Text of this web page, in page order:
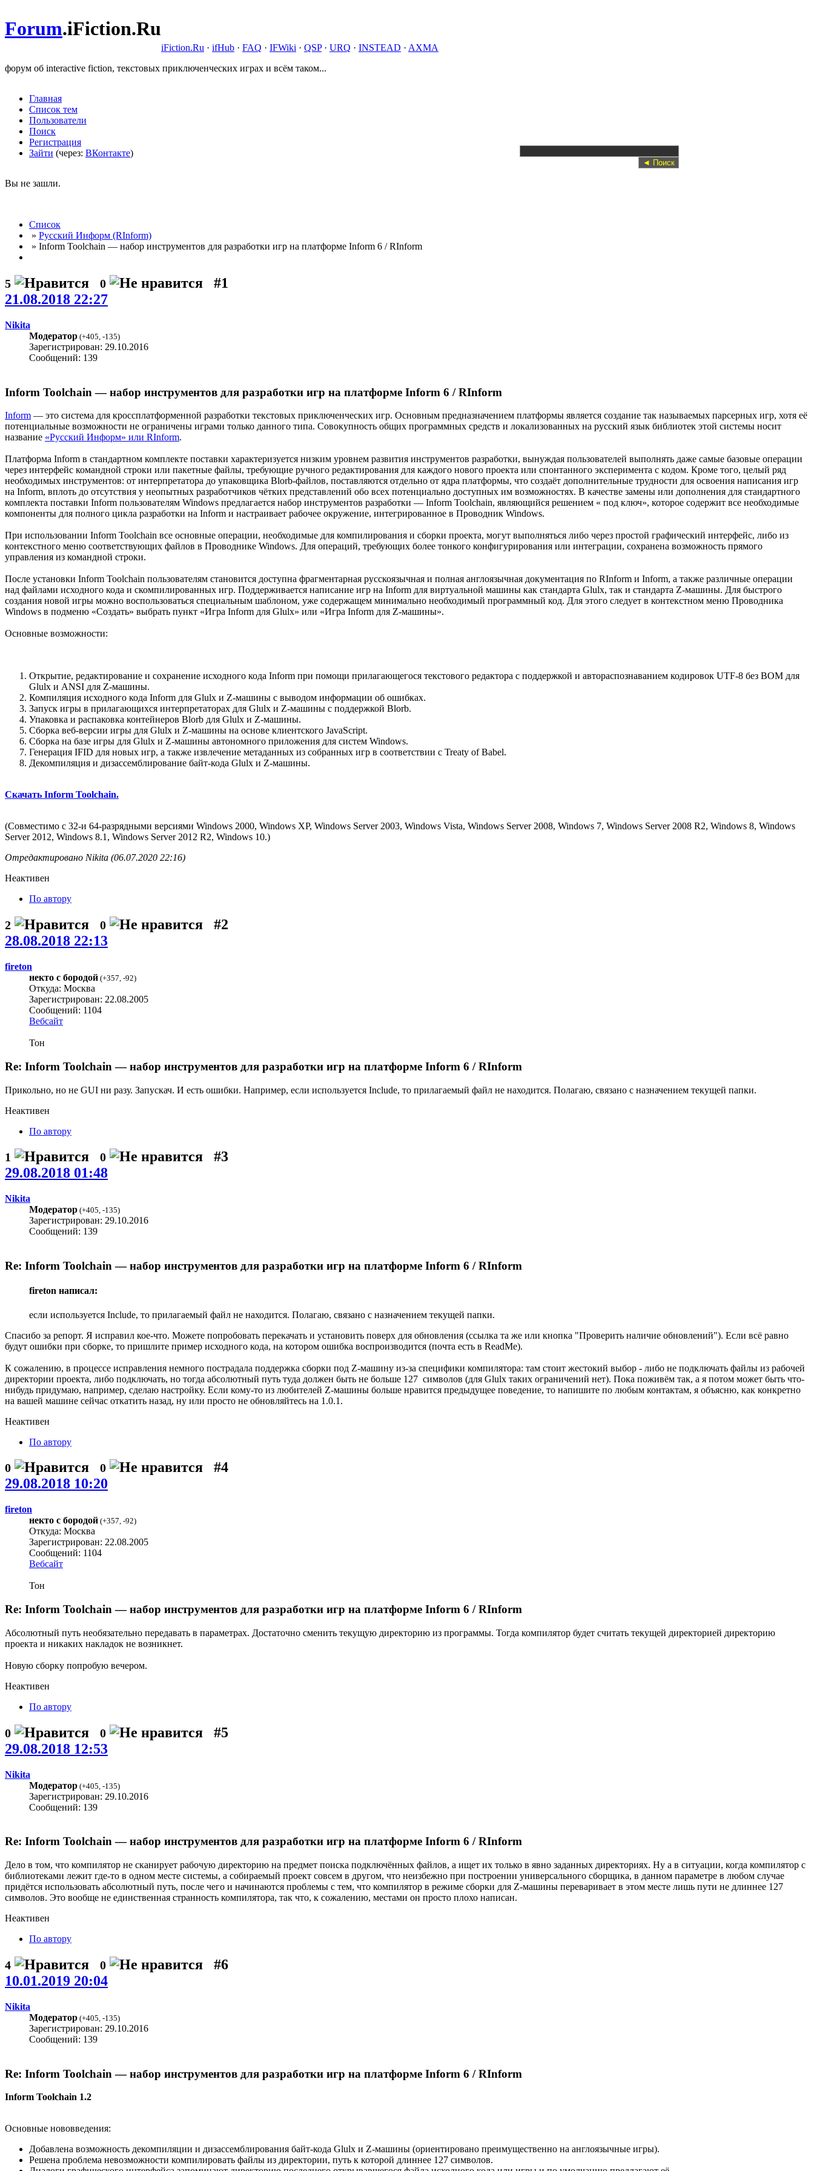
Forum.iFiction.Ru
iFiction.Ru · ifHub · FAQ · IFWiki · QSP· URQ · INSTEAD · AXMA
форум об interactive fiction, текстовых приключенческих играх и всём таком...
Главная
Список тем
Пользователи
Поиск
Регистрация
Зайти (через: ВКонтакте)
Вы не зашли.
Список
» Русский Информ (RInform)
» Inform Toolchain — набор инструментов для разработки игр на платформе Inform 6 / RInform
5 0
#1
21.08.2018 22:27
Nikita
Модератор (+405 -135)
Зарегистрирован: 29.10.2016
Сообщений: 139
Inform Toolchain — набор инструментов для разработки игр на платформе Inform 6 / RInform
Inform — это система для кроссплатформенной разработки текстовых приключенческих игр. Основным предназначением платформы является создание так называемых парсерных игр, хотя её
потенциальные возможности не ограничены играми только данного типа. Совокупность общих программных средств и локализованных на русский язык библиотек этой системы носит
название «Русский Информ» или RInform.
Платформа Inform в стандартном комплекте поставки характеризуется низким уровнем развития инструментов разработки, вынуждая пользователей выполнять даже самые базовые операции
через интерфейс командной строки или пакетные файлы, требующие ручного редактирования для каждого нового проекта или спонтанного эксперимента с кодом. Кроме того, целый ряд
необходимых инструментов: от интерпретатора до упаковщика Blorb-файлов, поставляются отдельно от ядра платформы, что создаёт дополнительные трудности для освоения написания игр
на Inform, вплоть до отсутствия у неопытных разработчиков чётких представлений обо всех потенциально доступных им возможностях. В качестве замены или дополнения для стандартного
комплекта поставки Inform пользователям Windows предлагается набор инструментов разработки — Inform Toolchain, являющийся решением « под ключ», которое содержит все необходимые
компоненты для полного цикла разработки на Inform и настраивает рабочее окружение, интегрированное в Проводник Windows.
При использовании Inform Toolchain все основные операции, необходимые для компилирования и сборки проекта, могут выполняться либо через простой графический интерфейс, либо из
контекстного меню соответствующих файлов в Проводнике Windows. Для операций, требующих более тонкого конфигурирования или интеграции, сохранена возможность прямого
управления из командной строки.
После установки Inform Toolchain пользователям становится доступна фрагментарная русскоязычная и полная англоязычная документация по RInform и Inform, а также различные операции
над файлами исходного кода и скомпилированных игр. Поддерживается написание игр на Inform для виртуальной машины как стандарта Glulx, так и стандарта Z-машины. Для быстрого
создания новой игры можно воспользоваться специальным шаблоном, уже содержащем минимально необходимый программный код. Для этого следует в контекстном меню Проводника
Windows в подменю «Создать» выбрать пункт «Игра Inform для Glulx» или «Игра Inform для Z-машины».
Основные возможности:
Открытие, редактирование и сохранение исходного кода Inform при помощи прилагающегося текстового редактора с поддержкой и автораспознаванием кодировок UTF-8 без BOM для
Glulx и ANSI для Z-машины.
Компиляция исходного кода Inform для Glulx и Z-машины с выводом информации об ошибках.
Запуск игры в прилагающихся интерпретаторах для Glulx и Z-машины с поддержкой Blorb.
Упаковка и распаковка контейнеров Blorb для Glulx и Z-машины.
Сборка веб-версии игры для Glulx и Z-машины на основе клиентского JavaScript.
Сборка на базе игры для Glulx и Z-машины автономного приложения для систем Windows.
Генерация IFID для новых игр, а также извлечение метаданных из собранных игр в соответствии с Treaty of Babel.
Декомпиляция и дизассемблирование байт-кода Glulx и Z-машины.
Скачать Inform Toolchain.
(Совместимо с 32-и 64-разрядными версиями Windows 2000, Windows XP, Windows Server 2003, Windows Vista, Windows Server 2008, Windows 7, Windows Server 2008 R2, Windows 8, Windows
Server 2012, Windows 8.1, Windows Server 2012 R2, Windows 10.)
Отредактировано Nikita (06.07.2020 22:16)
Неактивен
По автору
2 0
#2
28.08.2018 22:13
fireton
некто с бородой (+357, -92)
Откуда: Москва
Зарегистрирован: 22.08.2005
Сообщений: 1104
Вебсайт
Тон
Re: Inform Toolchain — набор инструментов для разработки игр на платформе Inform 6 / RInform
Прикольно, но не GUI ни разу. Запускач. И есть ошибки. Например, если используется Include, то прилагаемый файл не находится. Полагаю, связано с назначением текущей папки.
Неактивен
По автору
1 0
#3
29.08.2018 01:48
Nikita
Модератор (+405, -135)
Зарегистрирован: 29.10.2016
Сообщений: 139
Re: Inform Toolchain — набор инструментов для разработки игр на платформе Inform 6 / RInform
fireton написал:
если используется Include, то прилагаемый файл не находится. Полагаю, связано с назначением текущей папки.
Спасибо за репорт. Я исправил кое-что. Можете попробовать перекачать и установить поверх для обновления (ссылка та же или кнопка "Проверить наличие обновлений"). Если всё равно
будут ошибки при сборке, то пришлите пример исходного кода, на котором ошибка воспроизводится (почта есть в ReadMe).
К сожалению, в процессе исправления немного пострадала поддержка сборки под Z-машину из-за специфики компилятора: там стоит жестокий выбор - либо не подключать файлы из рабочей
директории проекта, либо подключать, но тогда абсолютный путь туда должен быть не больше 127 символов (для Glulx таких ограничений нет). Пока поживём так, а я потом может быть что-
нибудь придумаю, например, сделаю настройку. Если кому-то из любителей Z-машины больше нравится предыдущее поведение, то напишите по любым контактам, я объясню, как конкретно
на вашей машине сейчас откатить назад, ну или просто не обновляйтесь на 1.0.1.
Неактивен
По автору
0 0
#4
29.08.2018 10:20
fireton
некто с бородой (+357, -92)
Откуда: Москва
Зарегистрирован: 22.08.2005
Сообщений: 1104
Вебсайт
Тон
Re: Inform Toolchain — набор инструментов для разработки игр на платформе Inform 6 / RInform
Абсолютный путь необязательно передавать в параметрах. Достаточно сменить текущую директорию из программы. Тогда компилятор будет считать текущей директорией директорию
проекта и никаких накладок не возникнет.
Новую сборку попробую вечером.
Неактивен
По автору
0 0
#5
29.08.2018 12:53
Nikita
Модератор (+405 -135)
Зарегистрирован: 29.10.2016
Сообщений: 139
Re: Inform Toolchain — набор инструментов для разработки игр на платформе Inform 6 / RInform
Дело в том, что компилятор не сканирует рабочую директорию на предмет поиска подключённых файлов, а ищет их только в явно заданных директориях. Ну а в ситуации, когда компилятор с
библиотеками лежит где-то в одном месте системы, а собираемый проект совсем в другом, что неизбежно при построении универсального сборщика, в данном параметре в любом случае
придётся использовать абсолютный путь, после чего и начинаются проблемы с тем, что компилятор в режиме сборки для Z-машины переваривает в этом месте лишь пути не длиннее 127
символов. Это вообще не единственная странность компилятора, так что, к сожалению, местами он просто плохо написан.
Неактивен
По автору
4 0
#6
10.01.2019 20:04
Nikita
Модератор (+405 -135)
Зарегистрирован: 29.10.2016
Сообщений: 139
Re: Inform Toolchain — набор инструментов для разработки игр на платформе Inform 6 / RInform
Inform Toolchain 1.2
Основные нововведения:
Добавлена возможность декомпиляции и дизассемблирования байт-кода Glulx и Z-машины (ориентировано преимущественно на англоязычные игры).
Решена проблема невозможности компилировать файлы из директории, путь к которой длиннее 127 символов.